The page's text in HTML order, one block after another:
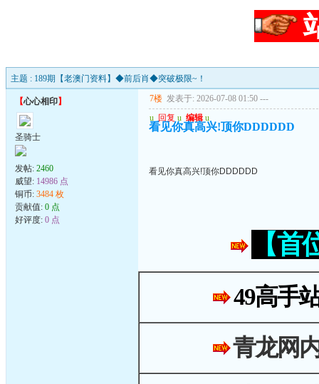
主题 : 189期【老澳门资料】◆前后肖◆突破极限~！
【心心相印】
圣骑士
发帖: 2460
威望: 14986 点
铜币: 3484 枚
贡献值: 0 点
好评度: 0 点
7楼 发表于: 2026-07-08 01:50 ---
u 回复 u 编辑 u
看见你真高兴!顶你DDDDDD
看见你真高兴!顶你DDDDDD
【
49高手
青龙网